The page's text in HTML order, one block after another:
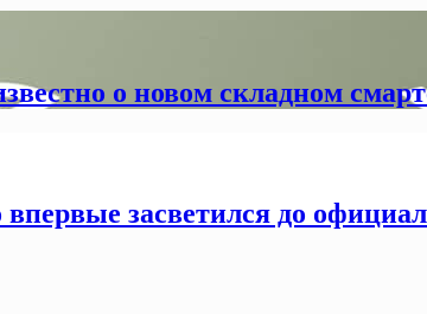
о новом складном
засветился до